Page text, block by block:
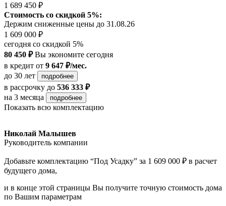
1 689 450 ₽
Стоимость со скидкой 5%:
Держим сниженные цены до 31.08.26
1 609 000 ₽
сегодня со скидкой 5%
80 450 ₽Вы экономите сегодня
в кредит от 9 647 ₽/мес.
до 30 лет
подробнее
в рассрочку до 536 333 ₽
на 3 месяца
подробнее
Показать всю комплектацию
Николай Малышев
Руководитель компании
Добавьте комплектацию “Под Усадку” за 1 609 000 ₽ в расчет
будущего дома,
и в конце этой страницы Вы получите точную стоимость дома
по Вашим параметрам